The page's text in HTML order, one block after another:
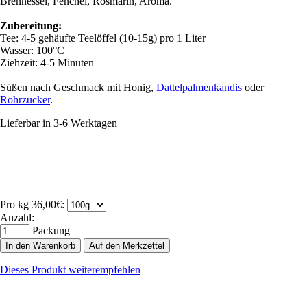
Zubereitung:
Tee: 4-5 gehäufte Teelöffel (10-15g) pro 1 Liter
Wasser: 100°C
Ziehzeit: 4-5 Minuten
Süßen nach Geschmack mit Honig, Dattelpalmenkandis oder
Rohrzucker.
Lieferbar in 3-6 Werktagen
Pro kg 36,00€:
Anzahl:
Packung
In den Warenkorb Auf den Merkzettel
Dieses Produkt weiterempfehlen